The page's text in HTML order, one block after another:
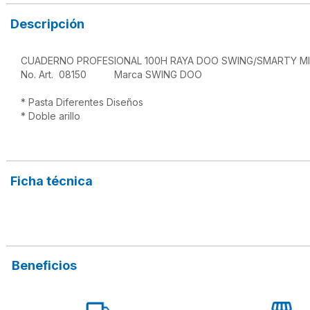
Descripción
CUADERNO PROFESIONAL 100H RAYA DOO SWING/SMARTY
No. Art.  08150          Marca SWING DOO
* Pasta Diferentes Diseños
* Doble arillo
Ficha técnica
Beneficios